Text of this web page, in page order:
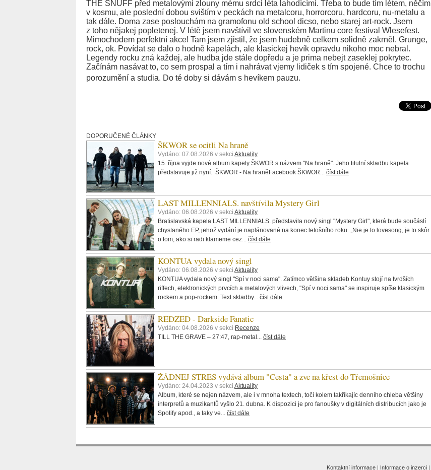
THE SNUFF před metalovými zlouny mému srdci léta lahodícími. Třeba to bude tím létem, něčím
v kosmu, ale poslední dobou svištím v peckách na metalcoru, horrorcoru, hardcoru, nu-metalu a
tak dále. Doma zase poslouchám na gramofonu old school dicso, nebo starej art-rock. Jsem
z toho nějakej popletenej. V létě jsem navštívil ve slovenském Martinu core festival Wlesefest.
Mimochodem perfektní akce! Tam jsem zjistil, že jsem hudebně celkem solidně zakrněl. Grunge,
rock, ok. Povídat se dalo o hodně kapelách, ale klasickej hevík opravdu nikoho moc nebral.
Legendy rocku zná každej, ale hudba jde stále dopředu a je prima nebejt zaseklej pokrytec.
Začínám nasávat to, co sem prospal a tím i nahrávat vjemy lidiček s tím spojené. Chce to trochu
porozumění a studia. Do té doby si dávám s hevíkem pauzu.
DOPORUČENÉ ČLÁNKY
ŠKWOR se ocitli Na hraně
Vydáno: 07.08.2026 v sekci Aktuality
15. října vyjde nové album kapely ŠKWOR s názvem "Na hraně". Jeho titulní skladbu kapela
představuje již nyní. ŠKWOR - Na hraněFacebook ŠKWOR... číst dále
LAST MILLENNIALS. navštívila Mystery Girl
Vydáno: 06.08.2026 v sekci Aktuality
Bratislavská kapela LAST MILLENNIALS. představila nový singl "Mystery Girl", která bude součástí
chystaného EP, jehož vydání je naplánované na konec letošního roku. „Nie je to lovesong, je to skôr
o tom, ako si radi klameme cez... číst dále
KONTUA vydala nový singl
Vydáno: 06.08.2026 v sekci Aktuality
KONTUA vydala nový singl "Spí v noci sama". Zatímco většina skladeb Kontuy stojí na tvrdších
riffech, elektronických prvcích a metalových vlivech, "Spí v noci sama" se inspiruje spíše klasickým
rockem a pop-rockem. Text skladby... číst dále
REDZED - Darkside Fanatic
Vydáno: 04.08.2026 v sekci Recenze
TILL THE GRAVE – 27:47, rap-metal... číst dále
ŽÁDNEJ STRES vydává album "Cesta" a zve na křest do Třemošnice
Vydáno: 24.04.2023 v sekci Aktuality
Album, které se nejen názvem, ale i v mnoha textech, točí kolem takříkajíc denního chleba většiny
interpretů a muzikantů vyšlo 21. dubna. K dispozici je pro fanoušky v digitálních distribucích jako je
Spotify apod., a taky ve... číst dále
Kontaktní informace | Informace o inzerci |